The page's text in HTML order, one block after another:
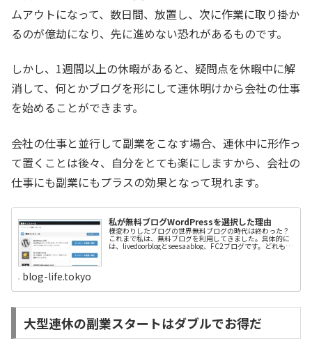
ムアウトになって、数日間、放置し、次に作業に取り掛か
るのが億劫になり、先に進めない恐れがあるものです。
しかし、1週間以上の休暇があると、疑問点を休暇中に解
消して、何とかブログを形にして連休明けから会社の仕事
を始めることができます。
会社の仕事と並行して副業をこなす場合、連休中に形作っ
て置くことは後々、自分をとても楽にしますから、会社の
仕事にも副業にもプラスの効果となって現れます。
私が無料ブログWordPressを選択した理由
様変わりしたブログの世界無料ブログの時代は終わった？
これまで私は、無料ブログを利用してきました。具体的に
は、livedoorblogとseesaablog、FC2ブログです。どれも開
設すると、すぐにドメインを割り当てられ、装飾も簡単に
グをただで利用できる代わりに、運営会社が表示したい広
有料版を利用する人も少なくありませんが、なぜか無料ブ
はすでに20年近く、それでも無料ブログを利用してきたの
ですが、リタイアするにあたって心機一転、ブログを一か
ら勉強してみました。すると、時の流れというの...
blog-life.tokyo
大型連休の副業スタートはダブルでお得だ